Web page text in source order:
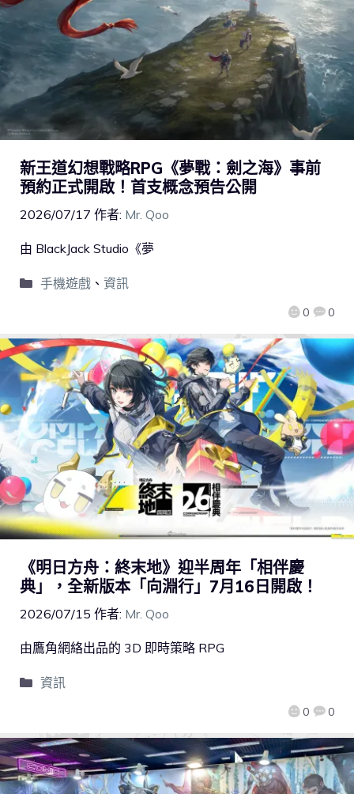
新王道幻想戰略RPG《夢戰：劍之海》事前
預約正式開啟！首支概念預告公開
2026/07/17 作者: Mr. Qoo
0 0
由 BlackJack Studio《夢
手機遊戲、 資訊
《明日方舟：終末地》迎半周年「相伴慶
典」，全新版本「向淵行」7月16日開啟！
2026/07/15 作者: Mr. Qoo
0 0
由鷹角網絡出品的 3D 即時策略 RPG
資訊